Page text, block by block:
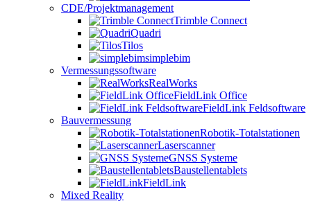
CDE/Projektmanagement
Trimble Connect
Quadri
Tilos
simplebim
Vermessungssoftware
RealWorks
FieldLink Office
FieldLink Feldsoftware
Bauvermessung
Robotik-Totalstationen
Laserscanner
GNSS Systeme
Baustellentablets
FieldLink
Mixed Reality